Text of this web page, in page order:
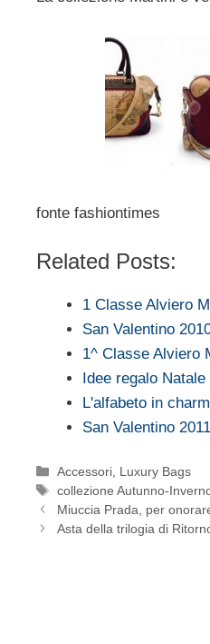
fonte fashiontimes
Related Posts:
1 Classe Alviero
San Valentino
1^ Classe Alviero
Idee regalo
L'alfabeto in
San Valentino
Categorie
Accessori Luxury Bags
Tag
collezione Autunno-
Miuccia Prada, per
Asta della trilogia di